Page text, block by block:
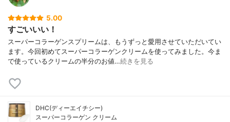
5.00
すごいいい！
スーパーコラーゲンスプリームは、もうずっと愛用させていただいてい
ます。今回初めてスーパーコラーゲンクリームを使ってみました。今ま
で使っているクリームの半分のお値…続きを見る
DHC(ディーエイチシー)
スーパーコラーゲン クリーム